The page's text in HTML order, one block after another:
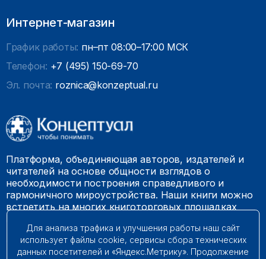
Интернет-магазин
График работы: пн–пт 08:00–17:00 МСК
Телефон: +7 (495) 150-69-70
Эл. почта: roznica@konzeptual.ru
Платформа, объединяющая авторов, издателей и
читателей на основе общности взглядов о
необходимости построения справедливого и
гармоничного мироустройства. Наши книги можно
встретить на многих книготорговых площадках
© 2009 – 2026. Все права защищены.
Для анализа трафика и улучшения работы наш сайт
использует файлы cookie, сервисы сбора технических
данных посетителей и «Яндекс.Метрику». Продолжение